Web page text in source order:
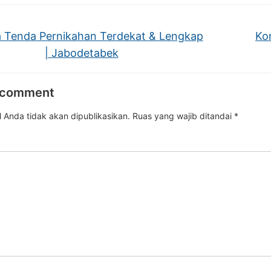
Pernikahan Terdekat & Lengkap
| Jabodetabek
Anda tidak akan dipublikasikan. Ruas yang wajib ditandai *